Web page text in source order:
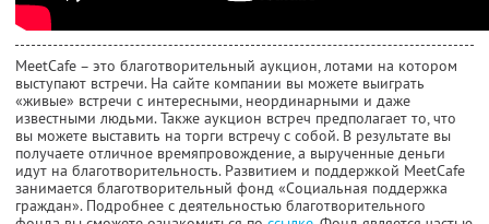
MeetCafe – это благотворительный аукцион, лотами на котором
выступают встречи. На сайте компании вы можете выиграть
«живые» встречи с интересными, неординарными и даже
известными людьми. Также аукцион встреч предполагает то, что
вы можете выставить на торги встречу с собой. В результате вы
получаете отличное времяпровождение, а вырученные деньги
идут на благотворительность. Развитием и поддержкой MeetCafe
занимается благотворительный фонд «Социальная поддержка
граждан». Подробнее с деятельностью благотворительного